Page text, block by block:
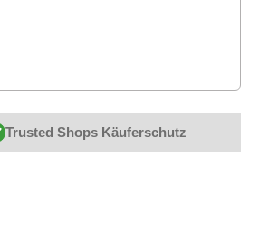
Trusted Shops Käuferschutz